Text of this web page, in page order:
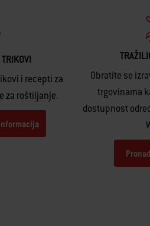
i recepti za
za roštiljanje.
Obratite se
trgovinama
dostupnost